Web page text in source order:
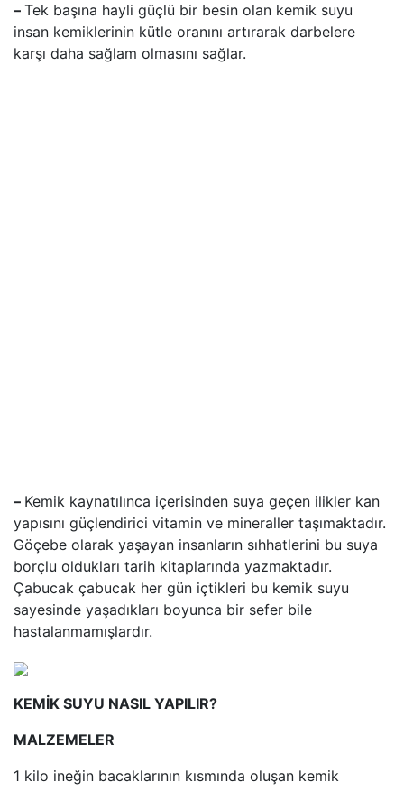
– Tek başına hayli güçlü bir besin olan kemik suyu
insan kemiklerinin kütle oranını artırarak darbelere
karşı daha sağlam olmasını sağlar.
– Kemik kaynatılınca içerisinden suya geçen ilikler kan
yapısını güçlendirici vitamin ve mineraller taşımaktadır.
Göçebe olarak yaşayan insanların sıhhatlerini bu suya
borçlu oldukları tarih kitaplarında yazmaktadır.
Çabucak çabucak her gün içtikleri bu kemik suyu
sayesinde yaşadıkları boyunca bir sefer bile
hastalanmamışlardır.
KEMİK SUYU NASIL YAPILIR?
MALZEMELER
1 kilo ineğin bacaklarının kısmında oluşan kemik